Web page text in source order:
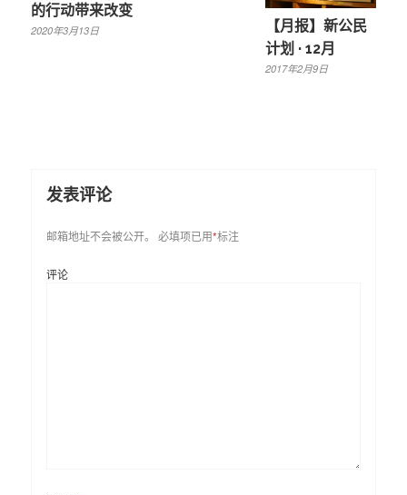
的行动带来改变
2020年3月13日
【月报】新公民
计划 · 12月
2017年2月9日
发表评论
邮箱地址不会被公开。 必填项已用*标注
评论